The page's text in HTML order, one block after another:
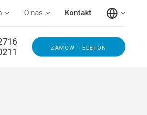
O nas Kontakt
zamów telefon